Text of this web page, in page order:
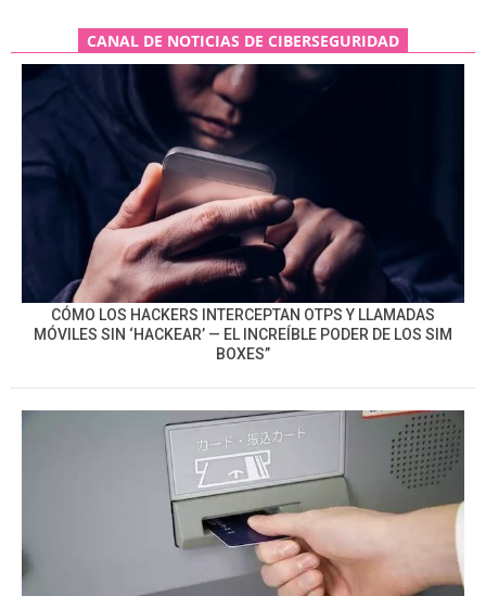
CANAL DE NOTICIAS DE CIBERSEGURIDAD
CÓMO LOS HACKERS INTERCEPTAN OTPS Y LLAMADAS
MÓVILES SIN ‘HACKEAR’ — EL INCREÍBLE PODER DE LOS SIM
BOXES”